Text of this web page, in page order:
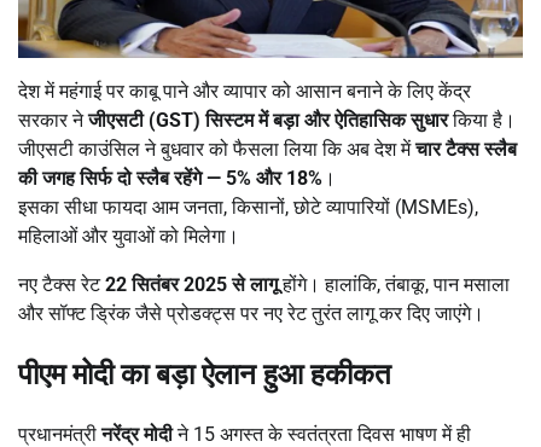
देश में महंगाई पर काबू पाने और व्यापार को आसान बनाने के लिए केंद्र
सरकार नेजीएसटी (GST)सिस्टम में बड़ा और ऐतिहासिक सुधारकिया है।
जीएसटी काउंसिल ने बुधवार को फैसला लिया कि अब देश मेंचार टैक्स स्लैब
की जगह सिर्फ दो स्लैब रहेंगे — 5% और 18% ।
इसका सीधा फायदा आम जनता, किसानों, छोटे व्यापारियों (MSMEs),
महिलाओं और युवाओं को मिलेगा।
नए टैक्स रेट22सितंबर 2025से लागूहोंगे। हालांकि, तंबाकू, पान मसाला
और सॉफ्ट ड्रिंक जैसे प्रोडक्ट्स पर नए रेट तुरंत लागू कर दिए जाएंगे।
पीएम मोदी का बड़ा ऐलान हुआ हकीकत
प्रधानमंत्रीनरेंद्र मोदीने 15 अगस्त के स्वतंत्रता दिवस भाषण में ही